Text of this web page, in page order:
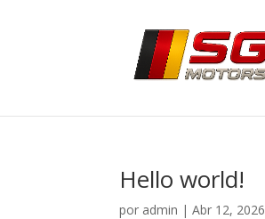
Hello world!
por admin |Abr 12, 2026